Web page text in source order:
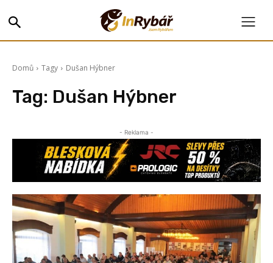
Domů Tagy Dušan Hýbner
Tag: Dušan Hýbner
- Reklama -